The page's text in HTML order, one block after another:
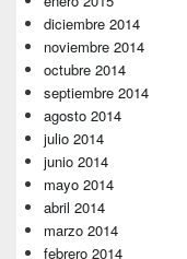
diciembre 2014
noviembre 2014
octubre 2014
septiembre 2014
agosto 2014
julio 2014
junio 2014
mayo 2014
abril 2014
marzo 2014
febrero 2014